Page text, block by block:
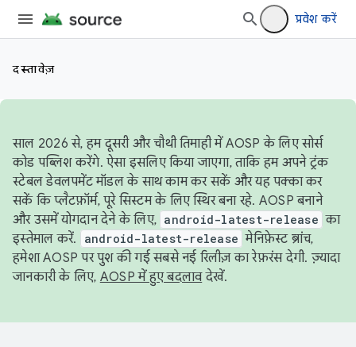
प्रवेश करें
दस्तावेज़
साल 2026 से, हम दूसरी और चौथी तिमाही में AOSP के लिए सोर्स
कोड पब्लिश करेंगे. ऐसा इसलिए किया जाएगा, ताकि हम अपने ट्रंक
स्टेबल डेवलपमेंट मॉडल के साथ काम कर सकें और यह पक्का कर
सकें कि प्लैटफ़ॉर्म, पूरे सिस्टम के लिए स्थिर बना रहे. AOSP बनाने
और उसमें योगदान देने के लिए, android-latest-release का
इस्तेमाल करें.
android-latest-release मेनिफ़ेस्ट ब्रांच,
हमेशा AOSP पर पुश की गई सबसे नई रिलीज़ का रेफ़रंस देगी. ज़्यादा
जानकारी के लिए, AOSP में हुए बदलावदेखें.